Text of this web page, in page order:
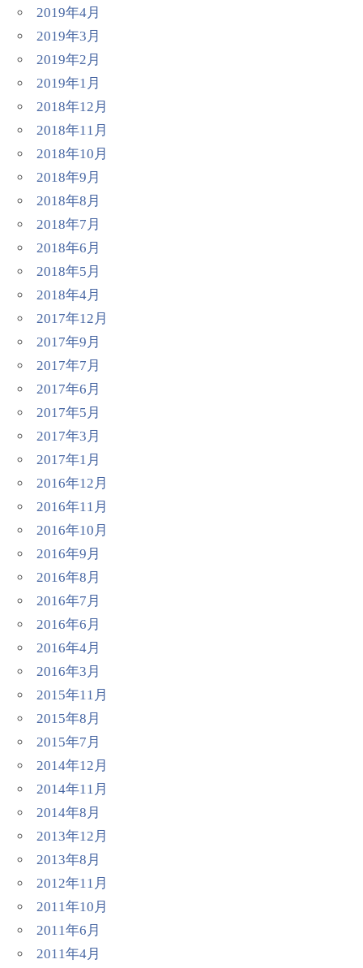
2019年4月
2019年3月
2019年2月
2019年1月
2018年12月
2018年11月
2018年10月
2018年9月
2018年8月
2018年7月
2018年6月
2018年5月
2018年4月
2017年12月
2017年9月
2017年7月
2017年6月
2017年5月
2017年3月
2017年1月
2016年12月
2016年11月
2016年10月
2016年9月
2016年8月
2016年7月
2016年6月
2016年4月
2016年3月
2015年11月
2015年8月
2015年7月
2014年12月
2014年11月
2014年8月
2013年12月
2013年8月
2012年11月
2011年10月
2011年6月
2011年4月